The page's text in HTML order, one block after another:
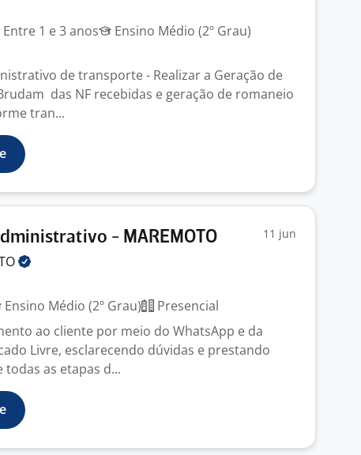
Entre 1 e 3 anos
Ensino Médio (2º Grau)
de transporte - Realizar a Geração de
das NF recebidas e geração de romaneio
tran...
- MAREMOTO 11 jun
Ensino Médio (2º Grau)
Presencial
ao cliente por meio do WhatsApp e da
Livre, esclarecendo dúvidas e prestando
as etapas d...